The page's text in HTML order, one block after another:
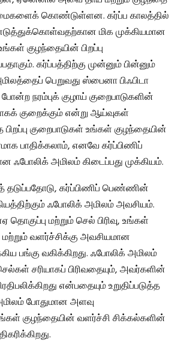
கொண்டுள்ளன. கர்ப்ப காலத்தில்
மிக முக்கியமான
குழந்தையின் பிறப்பு
கர்ப்பத்திற்கு முன்னும் பின்னும்
பெறுவது ஸ்பைனா பிஃபிடா
நரம்புக் குழாய் குறைபாடுகளின்
குறைக்கும் என்று ஆய்வுகள்
குறைபாடுகள் உங்கள் குழந்தையின்
பாதிக்கலாம், எனவே கர்ப்பிணிப்
ஃபோலிக் அமிலம் கிடைப்பது முக்கியம்.
தடுப்பதோடு, கர்ப்பிணிப் பெண்ணின்
ஃபோலிக் அமிலம் அவசியம்.
மற்றும் செல் பிரிவு, உங்கள்
வளர்ச்சிக்கு அவசியமான
பங்கு வகிக்கிறது. ஃபோலிக் அமிலம்
சரியாகப் பிரிவதையும், அவர்களின்
என்பதையும் உறுதிப்படுத்த
போதுமான அளவு
குழந்தையின் வளர்ச்சி சிக்கல்களின்